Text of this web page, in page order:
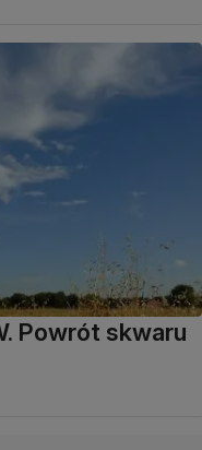
Powrót skwaru